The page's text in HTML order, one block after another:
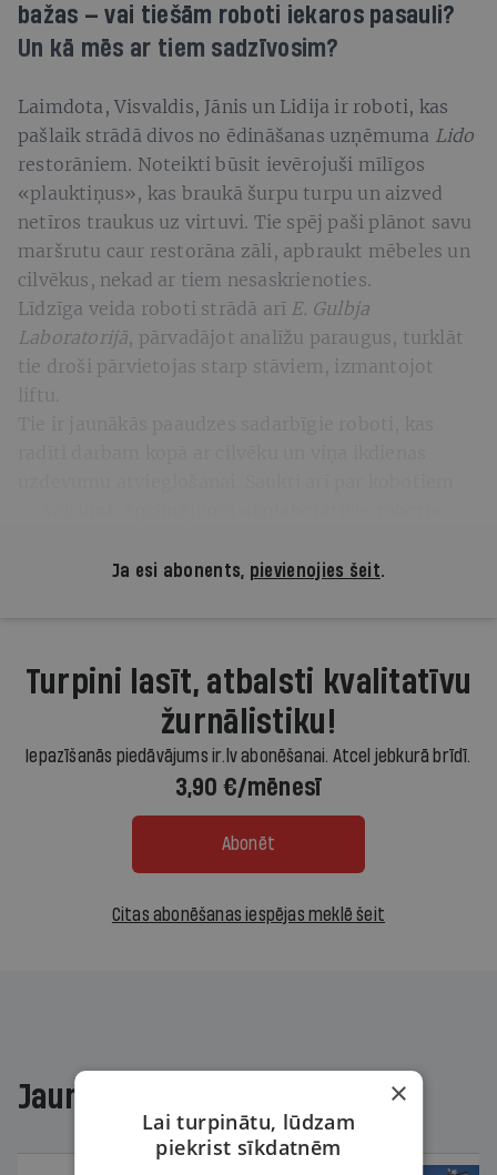
bažas — vai tiešām roboti iekaros pasauli?
Un kā mēs ar tiem sadzīvosim?
Laimdota, Visvaldis, Jānis un Lidija ir roboti, kas
pašlaik strādā divos no ēdināšanas uzņēmuma Lido
restorāniem. Noteikti būsit ievērojuši mīlīgos
«plauktiņus», kas braukā šurpu turpu un aizved
netīros traukus uz virtuvi. Tie spēj paši plānot savu
maršrutu caur restorāna zāli, apbraukt mēbeles un
cilvēkus, nekad ar tiem nesaskrienoties.
Līdzīga veida roboti strādā arī E. Gulbja
Laboratorijā, pārvadājot analīžu paraugus, turklāt
tie droši pārvietojas starp stāviem, izmantojot
liftu.
Ja esi abonents, pievienojies šeit.
Turpini lasīt, atbalsti kvalitatīvu
žurnālistiku!
Iepazīšanās piedāvājums ir.lv abonēšanai. Atcel jebkurā brīdī.
3,90 €/mēnesī
Abonēt
Citas abonēšanas iespējas meklē šeit
Jaunākajā žurnālā ×
Lai turpinātu, lūdzam
piekrist sīkdatnēm